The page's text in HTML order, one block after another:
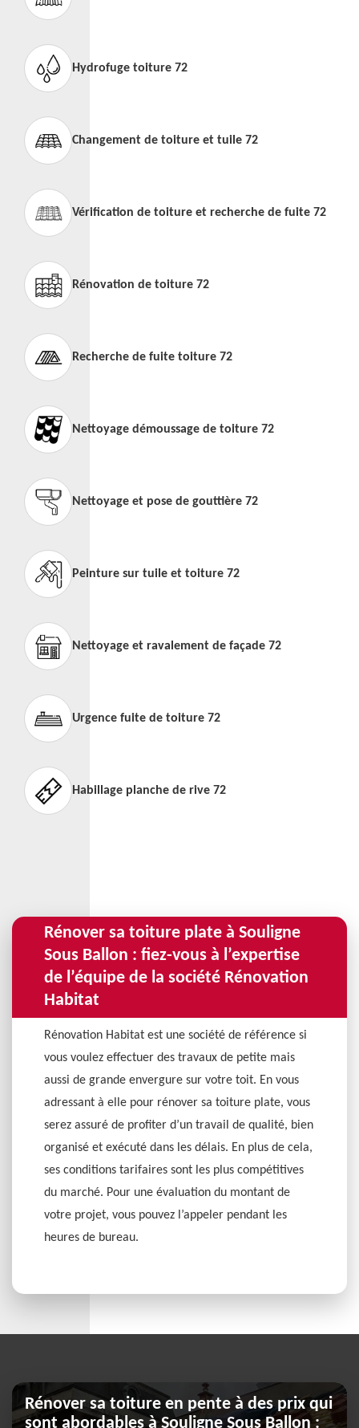
Hydrofuge toiture 72
Changement de toiture et tuile 72
Vérification de toiture et recherche de fuite 72
Rénovation de toiture 72
Recherche de fuite toiture 72
Nettoyage démoussage de toiture 72
Nettoyage et pose de gouttière 72
Peinture sur tuile et toiture 72
Nettoyage et ravalement de façade 72
Urgence fuite de toiture 72
Habillage planche de rive 72
Rénover sa toiture plate à Souligne
Sous Ballon : fiez-vous à l’expertise
de l’équipe de la société Rénovation
Habitat
Rénovation Habitat est une société de référence si
vous voulez effectuer des travaux de petite mais
aussi de grande envergure sur votre toit. En vous
adressant à elle pour rénover sa toiture plate, vous
serez assuré de profiter d’un travail de qualité, bien
organisé et exécuté dans les délais. En plus de cela,
ses conditions tarifaires sont les plus compétitives
du marché. Pour une évaluation du montant de
votre projet, vous pouvez l’appeler pendant les
heures de bureau.
Rénover sa toiture en pente à des prix qui
sont abordables à Souligne Sous Ballon :